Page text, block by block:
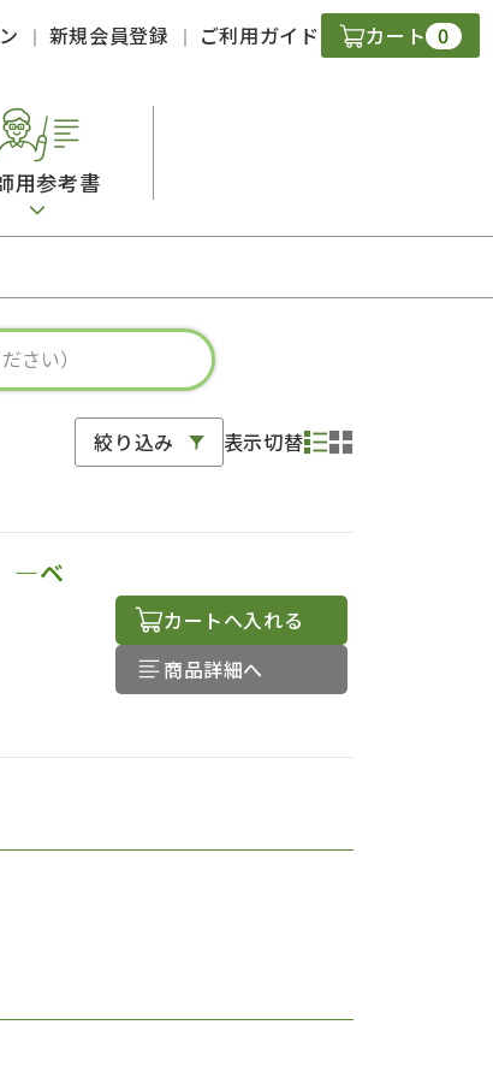
新規会員登録 ご利用ガイド カート 0
用参考書
絞り込み 表示切替
―ベ
カートへ入れる
商品詳細へ